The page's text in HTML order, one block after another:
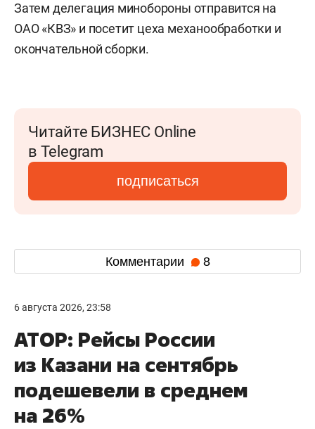
Затем делегация минобороны отправится на
ОАО «КВЗ» и посетит цеха механообработки и
окончательной сборки.
Читайте БИЗНЕС Online
в Telegram
подписаться
Комментарии 8
6 августа 2026, 23:58
АТОР: Рейсы России
из Казани на сентябрь
подешевели в среднем
на 26%